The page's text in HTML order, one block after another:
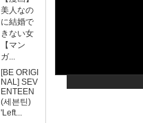
美人なの
に結婚で
きない女
【マン
ガ...
[BE ORIGI
NAL] SEV
ENTEEN
(세븐틴)
'Left...